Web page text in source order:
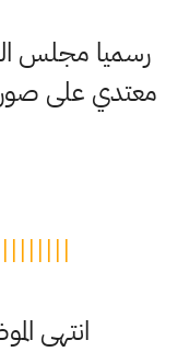
رسميا مجلس
معتدي على صور
انتهى